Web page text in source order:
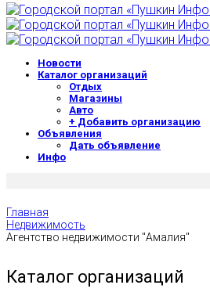
Новости
Каталог организаций
Отдых
Магазины
Авто
+ Добавить организацию
Объявления
Дать объявление
Инфо
Главная
Недвижимость
Агентство недвижимости "Амалия"
Каталог организаций